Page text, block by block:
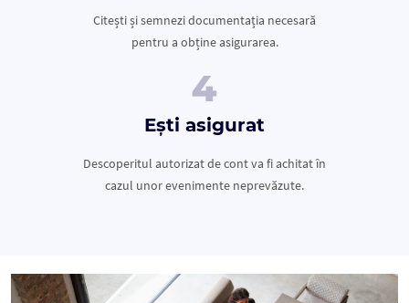
Citești și semnezi documentația necesară
pentru a obține asigurarea.
Ești asigurat
Descoperitul autorizat de cont va fi achitat în
cazul unor evenimente neprevăzute.